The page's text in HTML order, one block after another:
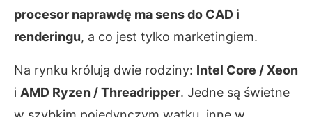
procesor naprawdę ma sens do CAD i
renderingu, a co jest tylko marketingiem.
Na rynku królują dwie rodziny: Intel Core / Xeon
i AMD Ryzen / Threadripper. Jedne są świetne